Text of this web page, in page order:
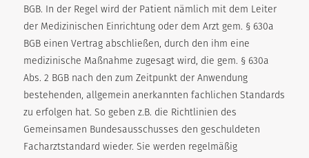
BGB. In der Regel wird der Patient nämlich mit dem Leiter
der Medizinischen Einrichtung oder dem Arzt gem. § 630a
BGB einen Vertrag abschließen, durch den ihm eine
medizinische Maßnahme zugesagt wird, die gem. § 630a
Abs. 2 BGB nach den zum Zeitpunkt der Anwendung
bestehenden, allgemein anerkannten fachlichen Standards
zu erfolgen hat. So geben z.B. die Richtlinien des
Gemeinsamen Bundesausschusses den geschuldeten
Facharztstandard wieder. Sie werden regelmäßig